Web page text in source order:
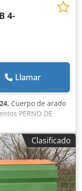
4-
Llamar
, Cuerpo de arado
PERNO DE
Clasificado